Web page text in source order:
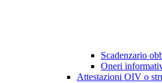
Scadenzario
Oneri
Attestazioni OIV o